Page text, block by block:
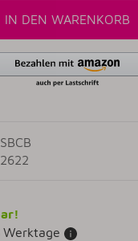
IN DEN WARENKORB
Werktage